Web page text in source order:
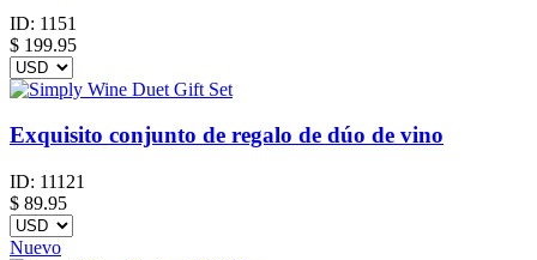
ID: 1151
$ 199.95
Exquisito conjunto de regalo de dúo de vino
ID: 11121
$ 89.95
Nuevo